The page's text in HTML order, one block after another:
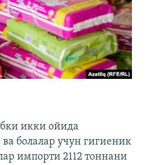
икки ойида
болалар учун гигиеник
импорти 2112 тоннани